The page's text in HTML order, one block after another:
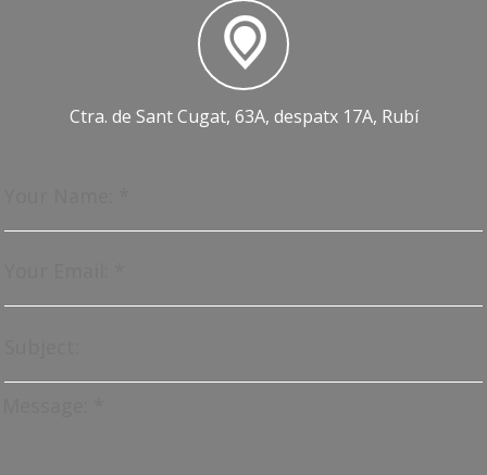
Ctra. de Sant Cugat, 63A, despatx 17A, Rubí